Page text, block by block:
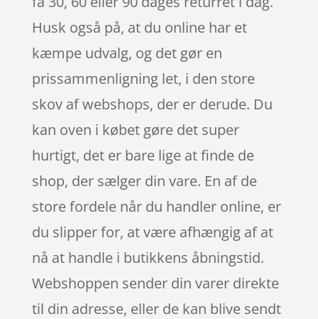
Husk også på, at du online har et
kæmpe udvalg, og det gør en
prissammenligning let, i den store
skov af webshops, der er derude. Du
kan oven i købet gøre det super
hurtigt, det er bare lige at finde de
shop, der sælger din vare. En af de
store fordele når du handler online, er
du slipper for, at være afhængig af at
nå at handle i butikkens åbningstid.
Webshoppen sender din varer direkte
til din adresse, eller de kan blive sendt